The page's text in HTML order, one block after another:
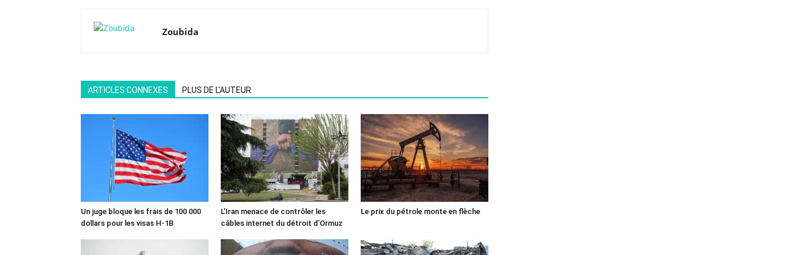
Zoubida
ARTICLES CONNEXES PLUS DE L'AUTEUR
Un juge bloque les frais de 100 000
dollars pour les visas H-1B
L’Iran menace de contrôler les
câbles internet du détroit d’Ormuz
Le prix du pétrole monte en flèche